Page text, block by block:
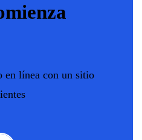
en línea con un sitio